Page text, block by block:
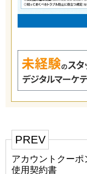
PREV
アカウントクーポ
使用契約書